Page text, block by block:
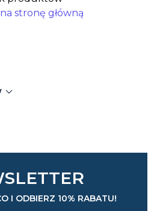
stronę główną
expand_more
I ODBIERZ 10% RABATU!